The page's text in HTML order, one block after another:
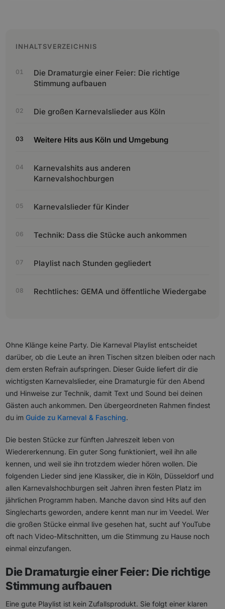
INHALTSVERZEICHNIS
Die Dramaturgie einer Feier: Die richtige
Stimmung aufbauen
Die großen Karnevalslieder aus Köln
Weitere Hits aus Köln und Umgebung
Karnevalshits aus anderen
Karnevalshochburgen
Karnevalslieder für Kinder
Technik: Dass die Stücke auch ankommen
Playlist nach Stunden gegliedert
Rechtliches: GEMA und öffentliche Wiedergabe
Ohne Klänge keine Party. Die Karneval Playlist entscheidet
darüber, ob die Leute an ihren Tischen sitzen bleiben oder nach
dem ersten Refrain aufspringen. Dieser Guide liefert dir die
wichtigsten Karnevalslieder, eine Dramaturgie für den Abend
und Hinweise zur Technik, damit Text und Sound bei deinen
Gästen auch ankommen. Den übergeordneten Rahmen findest
du imGuide zu Karneval & Fasching.
Die besten Stücke zur fünften Jahreszeit leben von
Wiedererkennung. Ein guter Song funktioniert, weil ihn alle
kennen, und weil sie ihn trotzdem wieder hören wollen. Die
folgenden Lieder sind jene Klassiker, die in Köln, Düsseldorf und
allen Karnevalshochburgen seit Jahren ihren festen Platz im
jährlichen Programm haben. Manche davon sind Hits auf den
Singlecharts geworden, andere kennt man nur im Veedel. Wer
die großen Stücke einmal live gesehen hat, sucht auf YouTube
oft nach Video-Mitschnitten, um die Stimmung zu Hause noch
einmal einzufangen.
Die Dramaturgie einer Feier: Die richtige
Stimmung aufbauen
Eine gute Playlist ist kein Zufallsprodukt. Sie folgt einer klaren